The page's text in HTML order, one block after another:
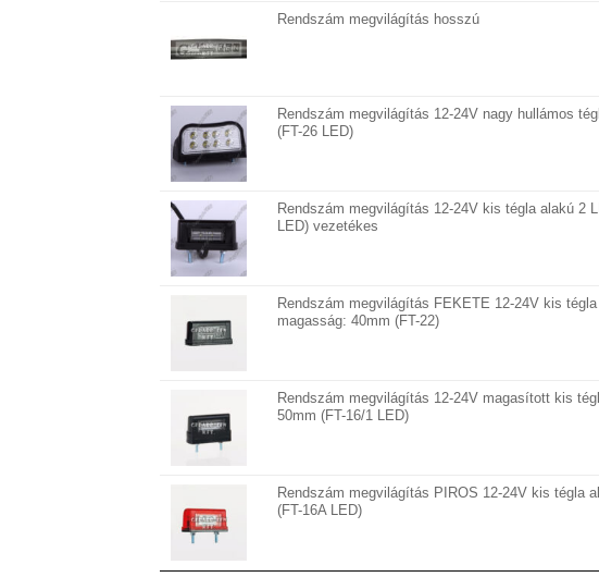
Rendszám megvilágítás hosszú
Rendszám megvilágítás 12-24V nagy hullámos
(FT-26 LED)
Rendszám megvilágítás 12-24V kis tégla alakú 2
LED) vezetékes
Rendszám megvilágítás FEKETE 12-24V kis
magasság: 40mm (FT-22)
Rendszám megvilágítás 12-24V magasított kis
50mm (FT-16/1 LED)
Rendszám megvilágítás PIROS 12-24V kis tégla
(FT-16A LED)